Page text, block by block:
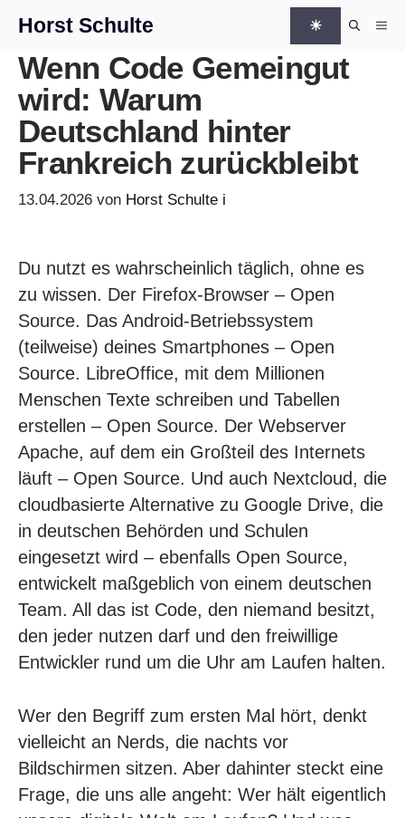
Horst Schulte ☀
Wenn Code Gemeingut
wird: Warum
Deutschland hinter
Frankreich zurückbleibt
13.04.2026 von Horst Schulte i
Du nutzt es wahrscheinlich täglich, ohne es
zu wissen. Der Firefox-Browser – Open
Source. Das Android-Betriebssystem
(teilweise) deines Smartphones – Open
Source. LibreOffice, mit dem Millionen
Menschen Texte schreiben und Tabellen
erstellen – Open Source. Der Webserver
Apache, auf dem ein Großteil des Internets
läuft – Open Source. Und auch Nextcloud, die
cloudbasierte Alternative zu Google Drive, die
in deutschen Behörden und Schulen
eingesetzt wird – ebenfalls Open Source,
entwickelt maßgeblich von einem deutschen
Team. All das ist Code, den niemand besitzt,
den jeder nutzen darf und den freiwillige
Entwickler rund um die Uhr am Laufen halten.
Wer den Begriff zum ersten Mal hört, denkt
vielleicht an Nerds, die nachts vor
Bildschirmen sitzen. Aber dahinter steckt eine
Frage, die uns alle angeht: Wer hält eigentlich